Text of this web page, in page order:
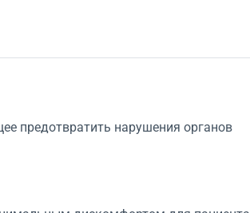
предотвратить нарушения органов